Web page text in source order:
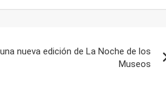
nueva edición de La Noche de los
Museos